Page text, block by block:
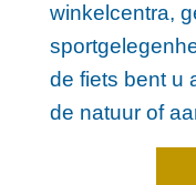
winkelcentra,
de fiets bent u
de natuur of